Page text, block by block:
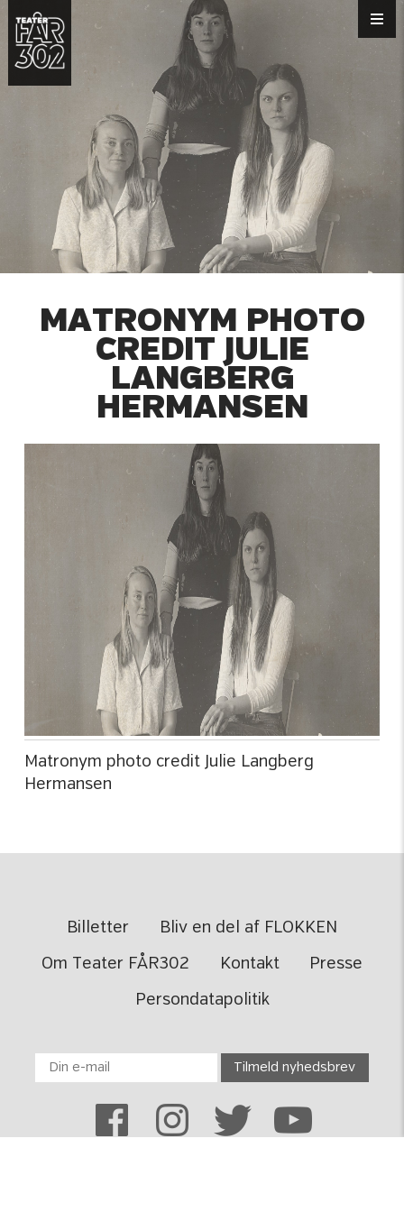
MATRONYM PHOTO
CREDIT JULIE
LANGBERG
HERMANSEN
Matronym photo credit Julie Langberg
Hermansen
Billetter Bliv en del af FLOKKEN
Om Teater FÅR302 Kontakt Presse
Persondatapolitik